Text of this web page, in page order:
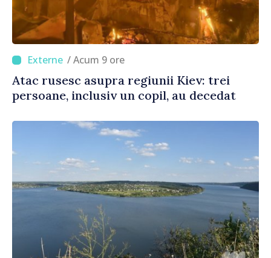
/ Acum 9 ore
Atac rusesc asupra regiunii Kiev: trei
persoane, inclusiv un copil, au decedat